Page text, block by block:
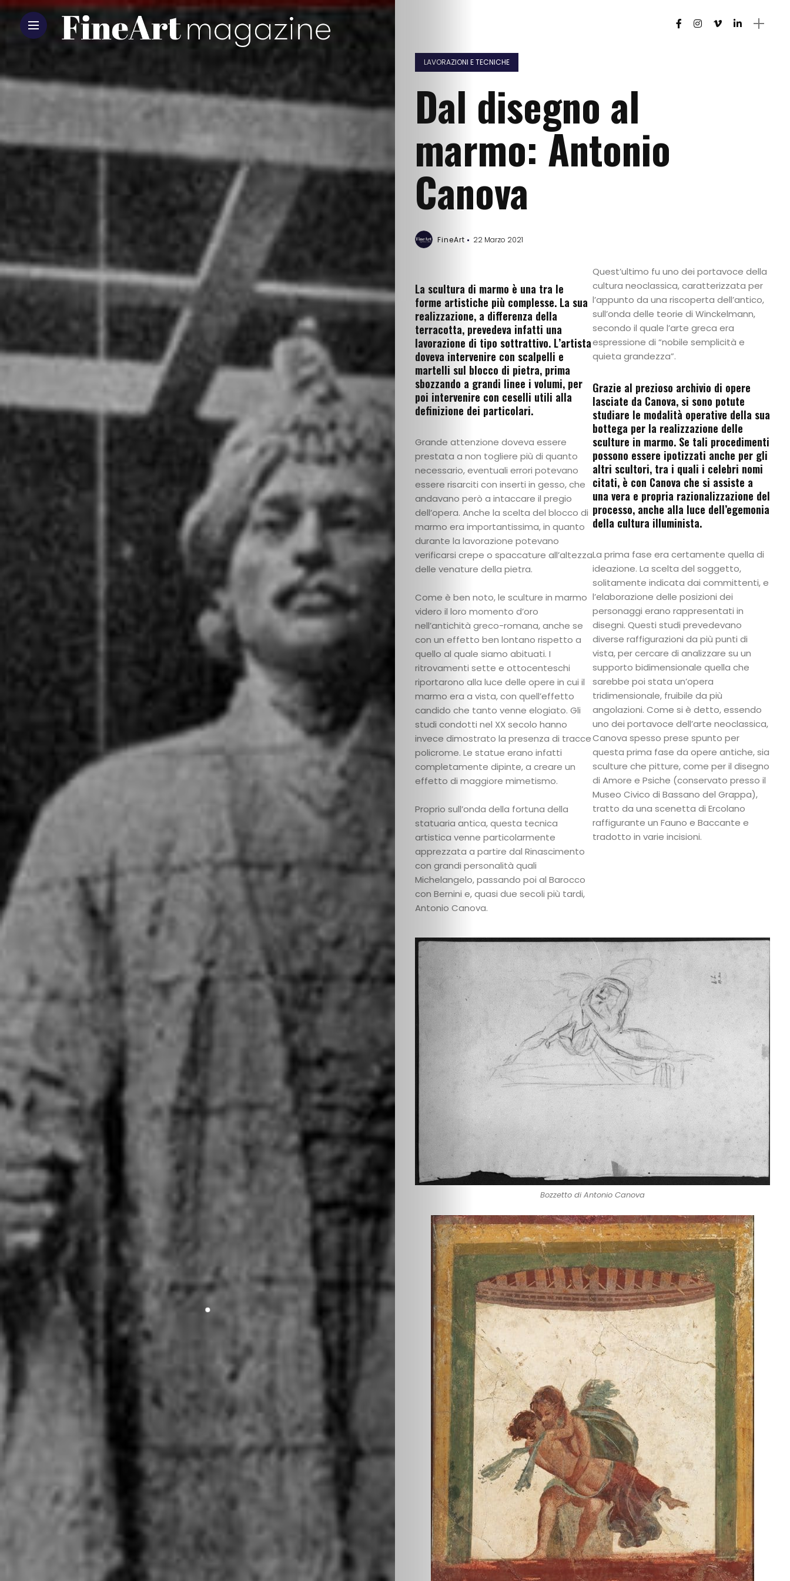
Epoche
Protagonisti
Lavorazioni
Tecniche
Arte
come
investimento
Mostre
Eventi
Chi
siamo
Contattaci
LAVORAZIONI E TECNICHE
Dal disegno al
marmo: Antonio
Canova
FineArt 22 Marzo 2021
La scultura di marmo è una tra le
forme artistiche più complesse. La sua
realizzazione, a differenza della
terracotta, prevedeva infatti una
lavorazione di tipo sottrattivo. L’artista
doveva intervenire con scalpelli e
martelli sul blocco di pietra, prima
sbozzando a grandi linee i volumi, per
poi intervenire con ceselli utili alla
definizione dei particolari.
Grande attenzione doveva essere
prestata a non togliere più di quanto
necessario, eventuali errori potevano
essere risarciti con inserti in gesso, che
andavano però a intaccare il pregio
dell’opera. Anche la scelta del blocco di
marmo era importantissima, in quanto
durante la lavorazione potevano
verificarsi crepe o spaccature all’altezza
delle venature della pietra.
Come è ben noto, le sculture in marmo
videro il loro momento d’oro
nell’antichità greco-romana, anche se
con un effetto ben lontano rispetto a
quello al quale siamo abituati. I
ritrovamenti sette e ottocenteschi
riportarono alla luce delle opere in cui il
marmo era a vista, con quell’effetto
candido che tanto venne elogiato. Gli
studi condotti nel XX secolo hanno
invece dimostrato la presenza di tracce
policrome. Le statue erano infatti
completamente dipinte, a creare un
effetto di maggiore mimetismo.
Proprio sull’onda della fortuna della
statuaria antica, questa tecnica
artistica venne particolarmente
apprezzata a partire dal Rinascimento
con grandi personalità quali
Michelangelo, passando poi al Barocco
con Bernini e, quasi due secoli più tardi,
Antonio Canova.
Quest’ultimo fu uno dei portavoce della
cultura neoclassica, caratterizzata per
l’appunto da una riscoperta dell’antico,
sull’onda delle teorie di Winckelmann,
secondo il quale l’arte greca era
espressione di “nobile semplicità e
quieta grandezza”.
Grazie al prezioso archivio di opere
lasciate da Canova, si sono potute
studiare le modalità operative della sua
bottega per la realizzazione delle
sculture in marmo. Se tali procedimenti
possono essere ipotizzati anche per gli
altri scultori, tra i quali i celebri nomi
citati, è con Canova che si assiste a
una vera e propria razionalizzazione del
processo, anche alla luce dell’egemonia
della cultura illuminista.
La prima fase era certamente quella di
ideazione. La scelta del soggetto,
solitamente indicata dai committenti, e
l’elaborazione delle posizioni dei
personaggi erano rappresentati in
disegni. Questi studi prevedevano
diverse raffigurazioni da più punti di
vista, per cercare di analizzare su un
supporto bidimensionale quella che
sarebbe poi stata un’opera
tridimensionale, fruibile da più
angolazioni. Come si è detto, essendo
uno dei portavoce dell’arte neoclassica,
Canova spesso prese spunto per
questa prima fase da opere antiche, sia
sculture che pitture, come per il disegno
di Amore e Psiche (conservato presso il
Museo Civico di Bassano del Grappa),
tratto da una scenetta di Ercolano
raffigurante un Fauno e Baccante e
tradotto in varie incisioni.
Bozzetto di Antonio Canova